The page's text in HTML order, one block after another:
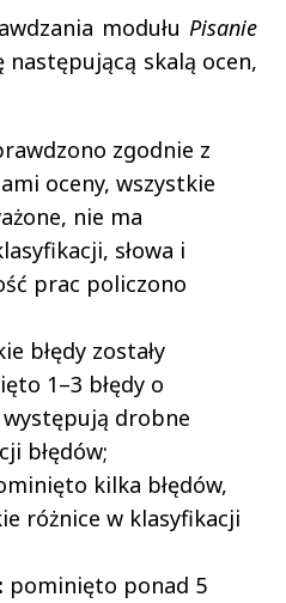
modułu Pisanie
następującą skalą ocen,
zgodnie z
oceny, wszystkie
nie ma
słowa i
prac policzono
błędy zostały
1–3 błędy o
drobne
błędów;
kilka błędów,
różnice w klasyfikacji
pominięto ponad 5